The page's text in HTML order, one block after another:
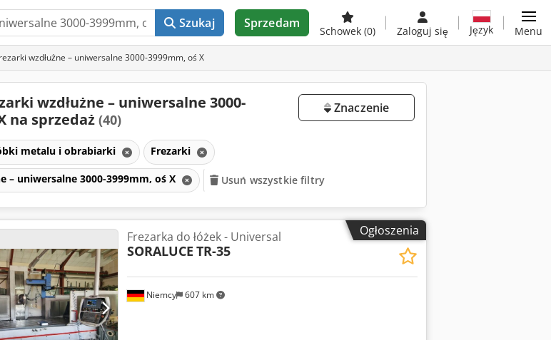
Szukaj Sprzedam
Schowek (0) Zaloguj się Język Menu
wzdłużne – uniwersalne 3000-3999mm, oś X
wzdłużne – uniwersalne 3000-
na sprzedaż (40)
Znaczenie
metalu i obrabiarki Frezarki
– uniwersalne 3000-3999mm, oś X Usuń wszystkie filtry
Ogłoszenia
Niemcy 607 km
Frezarka do łóżek - Universal
SORALUCE TR-35